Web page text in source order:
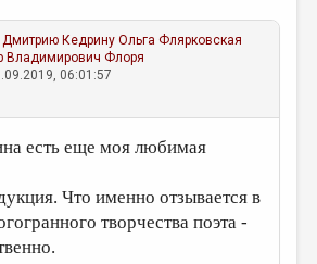
Дмитрию Кедрину Ольга Флярковская
Владимирович Флоря
06:01:57
есть еще моя любимая
Что именно отзывается в
творчества поэта -